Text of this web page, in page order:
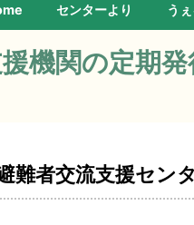
センターより う
機関の定期発
難者交流支援セ